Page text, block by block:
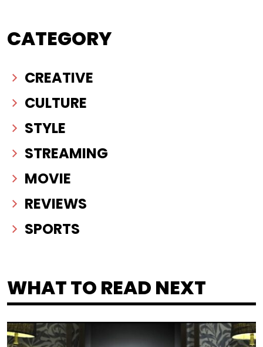
CATEGORY
CREATIVE
CULTURE
STYLE
STREAMING
MOVIE
REVIEWS
SPORTS
WHAT TO READ NEXT